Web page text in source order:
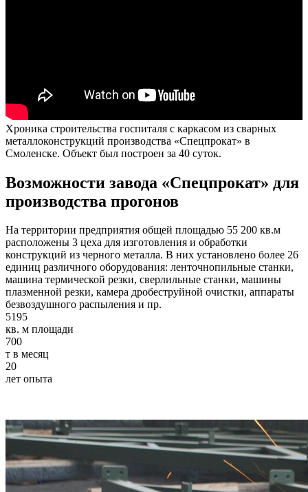
Хроника строительства госпиталя с каркасом из сварных
металлоконструкций производства «Спецпрокат» в
Смоленске. Объект был построен за 40 суток.
Возможности завода «Спецпрокат» для
производства прогонов
На территории предприятия общей площадью 55 200 кв.м
расположены 3 цеха для изготовления и обработки
конструкций из черного металла. В них установлено более 26
единиц различного оборудования: ленточнопильные станки,
машина термической резки, сверлильные станки, машины
плазменной резки, камера дробеструйной очистки, аппараты
безвоздушного распыления и пр.
5195
кв. м площади
700
т в месяц
20
лет опыта